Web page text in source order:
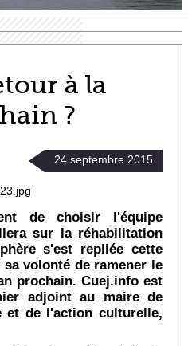
à la
?
24 septembre 2015
de choisir l'équipe
sur la réhabilitation
s'est repliée cette
volonté de ramener le
prochain. Cuej.info est
adjoint au maire de
et de l'action culturelle,